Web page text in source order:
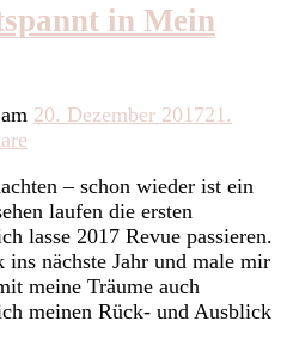
in Mein
20. Dezember 201721.
und
Entspannt
in
Mein
bestes
Jahr
– schon wieder ist ein
laufen die ersten
lasse 2017 Revue passieren.
nächste Jahr und male mir
meine Träume auch
meinen Rück- und Ausblick